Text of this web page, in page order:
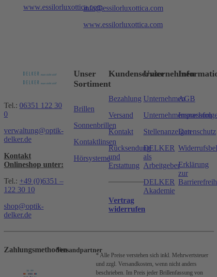
www.essilorluxottica.cominfo@essilorluxottica.com
www.essilorluxottica.com
Tel.: 06351 122 30
0
verwaltung@optik-
delker.de
Kontakt
Onlineshop unter:
Tel.: +49 (0)6351 –
122 30 10
shop@optik-
delker.de
Unser
Sortiment
Brillen
Sonnenbrillen
Kontaktlinsen
Hörsysteme
Kundenservice
Bezahlung
Versand
Kontakt
Rücksendung
und
Erstattung
Vertrag
widerrufen
Unternehmen
Unternehmen
Stellenanzeigen
DELKER
als
Arbeitgeber
DELKER
Akademie
AGB
Impressum
Datenschutz
Erklärung
zur
ZahlungsmethodenVersandpartner
* Alle Preise verstehen sich inkl. Mehrwertsteuer
und zzgl. Versandkosten, wenn nicht anders
beschrieben. Im Preis jeder Brillenfassung von